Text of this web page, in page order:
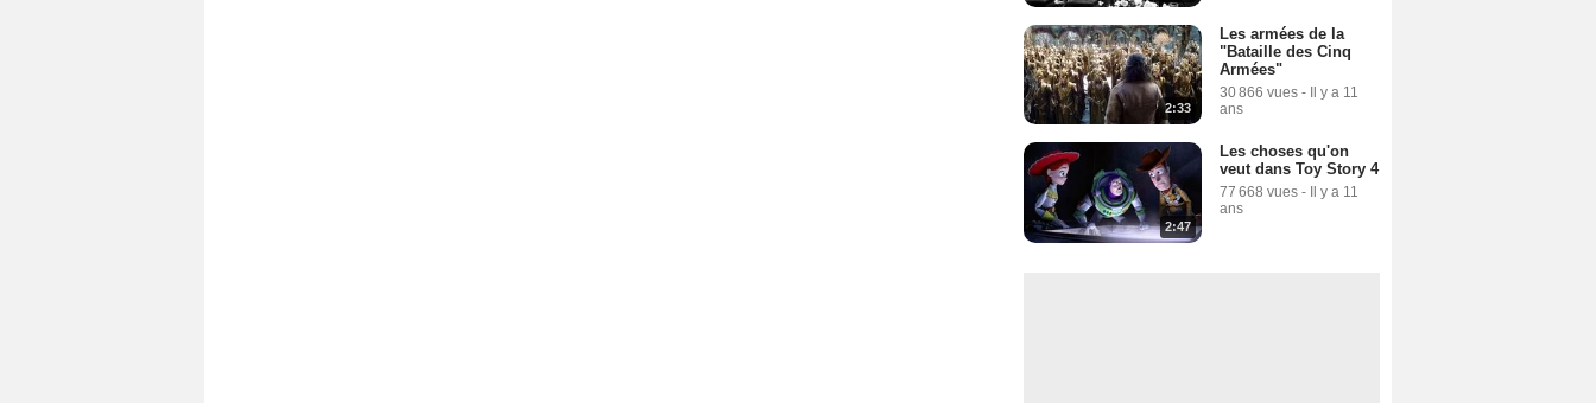
2:33
Les armées de la
"Bataille des Cinq
Armées"
30 866 vues -
Il y a 11
ans
2:47
Les choses qu'on
veut dans Toy Story 4
77 668 vues -
Il y a 11
ans